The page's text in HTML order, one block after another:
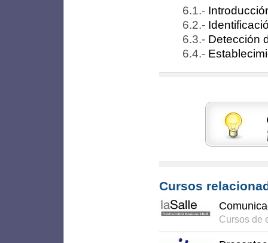
Detección
Cursos
Cursos de